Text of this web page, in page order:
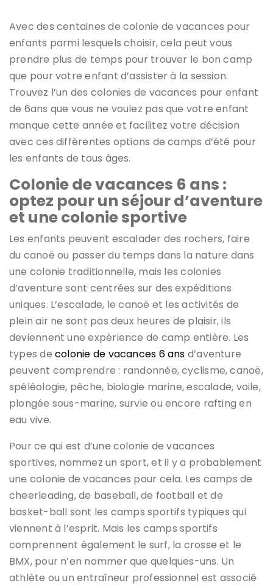
Avec des centaines de colonie de vacances pour
enfants parmi lesquels choisir, cela peut vous
prendre plus de temps pour trouver le bon camp
que pour votre enfant d’assister à la session.
Trouvez l’un des colonies de vacances pour enfant
de 6ans que vous ne voulez pas que votre enfant
manque cette année et facilitez votre décision
avec ces différentes options de camps d’été pour
les enfants de tous âges.
Colonie de vacances 6 ans :
optez pour un séjour d’aventure
et une colonie sportive
Les enfants peuvent escalader des rochers, faire
du canoë ou passer du temps dans la nature dans
une colonie traditionnelle, mais les colonies
d’aventure sont centrées sur des expéditions
uniques. L’escalade, le canoë et les activités de
plein air ne sont pas deux heures de plaisir, ils
deviennent une expérience de camp entière. Les
types decolonie de vacances 6 ans d’aventure
peuvent comprendre : randonnée, cyclisme, canoë,
spéléologie, pêche, biologie marine, escalade, voile,
plongée sous-marine, survie ou encore rafting en
eau vive.
Pour ce qui est d’une colonie de vacances
sportives, nommez un sport, et il y a probablement
une colonie de vacances pour cela. Les camps de
cheerleading, de baseball, de football et de
basket-ball sont les camps sportifs typiques qui
viennent à l’esprit. Mais les camps sportifs
comprennent également le surf, la crosse et le
BMX, pour n’en nommer que quelques-uns. Un
athlète ou un entraîneur professionnel est associé